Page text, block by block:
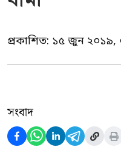
প্রকাশিত: ১৫ জুন ২০১৯,
সংবাদ